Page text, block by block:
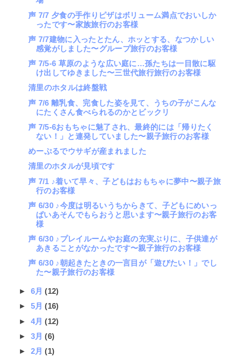
声 7/7 夕食の手作りピザはボリューム満点でおいしか
ったです〜家族旅行のお客様
声 7/7建物に入ったとたん、ホッとする、なつかしい
感覚がしました〜グループ旅行のお客様
声 7/5-6 草原のような広い庭に…孫たちは一目散に駆
け出してゆきました〜三世代旅行旅行のお客様
清里のホタルは終盤戦
声 7/6 離乳食、完食した姿を見て、うちの子がこんな
にたくさん食べられるのかとビックリ
声 7/5-6おもちゃに魅了され、最終的には「帰りたく
ない！」と連発していました〜親子旅行のお客様
めーぷるでウサギが産まれました
清里のホタルが見頃です
声 7/1 ♪着いて早々、子どもはおもちゃに夢中〜親子旅
行のお客様
声 6/30 ♪今度は明るいうちからきて、子どもにめいっ
ぱいあそんでもらおうと思います〜親子旅行のお客
様
声 6/30 ♪プレイルームやお庭の充実ぶりに、子供達が
あきることがなかったです〜親子旅行のお客様
声 6/30 ♪朝起きたときの一言目が「遊びたい！」でし
た〜親子旅行のお客様
► 6月(12)
► 5月(16)
► 4月(12)
► 3月(6)
► 2月(1)